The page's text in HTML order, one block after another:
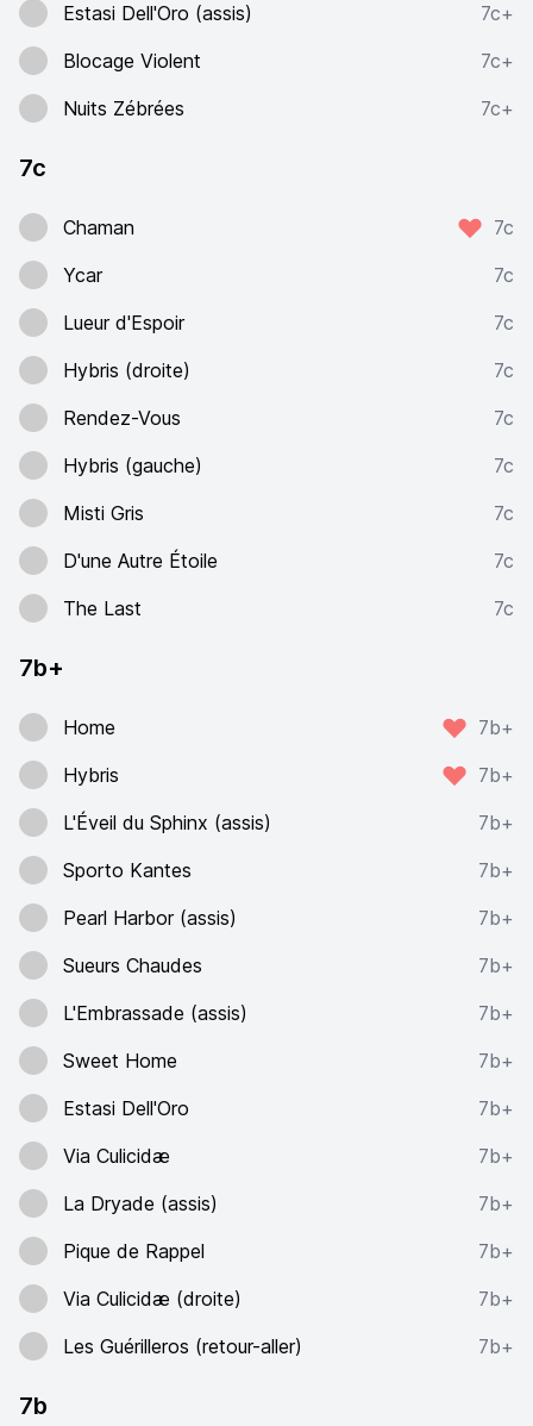
Estasi Dell'Oro (assis)
7c+
Blocage Violent
7c+
Nuits Zébrées
7c+
7c
Chaman
7c
Ycar
7c
Lueur d'Espoir
7c
Hybris (droite)
7c
Rendez-Vous
7c
Hybris (gauche)
7c
Misti Gris
7c
D'une Autre Étoile
7c
The Last
7c
7b+
Home
7b+
Hybris
7b+
L'Éveil du Sphinx (assis)
7b+
Sporto Kantes
7b+
Pearl Harbor (assis)
7b+
Sueurs Chaudes
7b+
L'Embrassade (assis)
7b+
Sweet Home
7b+
Estasi Dell'Oro
7b+
Via Culicidæ
7b+
La Dryade (assis)
7b+
Pique de Rappel
7b+
Via Culicidæ (droite)
7b+
Les Guérilleros (retour-aller)
7b+
7b